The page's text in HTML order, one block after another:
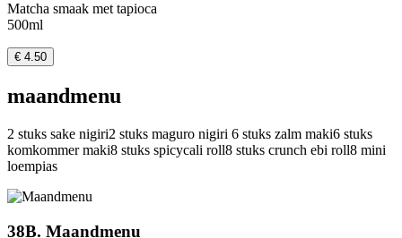
Matcha smaak met tapioca
500ml
€ 4.50
maandmenu
2 stuks sake nigiri2 stuks maguro nigiri 6 stuks zalm maki6 stuks
komkommer maki8 stuks spicycali roll8 stuks crunch ebi roll8 mini
loempias
38B. Maandmenu